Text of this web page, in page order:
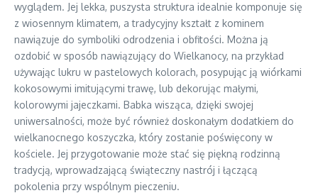
wyglądem. Jej lekka, puszysta struktura idealnie komponuje się
z wiosennym klimatem, a tradycyjny kształt z kominem
nawiązuje do symboliki odrodzenia i obfitości. Można ją
ozdobić w sposób nawiązujący do Wielkanocy, na przykład
używając lukru w pastelowych kolorach, posypując ją wiórkami
kokosowymi imitującymi trawę, lub dekorując małymi,
kolorowymi jajeczkami. Babka wisząca, dzięki swojej
uniwersalności, może być również doskonałym dodatkiem do
wielkanocnego koszyczka, który zostanie poświęcony w
kościele. Jej przygotowanie może stać się piękną rodzinną
tradycją, wprowadzającą świąteczny nastrój i łączącą
pokolenia przy wspólnym pieczeniu.